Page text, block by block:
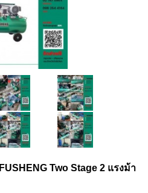
FUSHENGTwo Stage2 แรงม้า